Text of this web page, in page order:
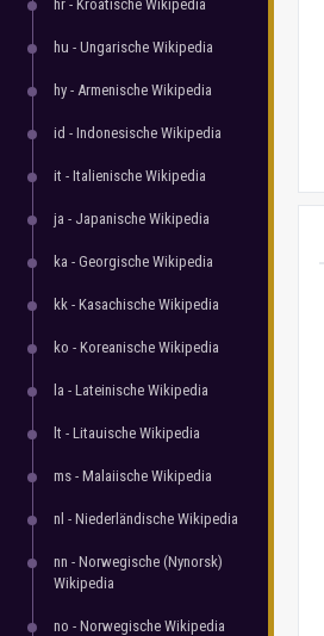
hr - Kroatische Wikipedia
hu - Ungarische Wikipedia
hy - Armenische Wikipedia
id - Indonesische Wikipedia
it - Italienische Wikipedia
ja - Japanische Wikipedia
ka - Georgische Wikipedia
kk - Kasachische Wikipedia
ko - Koreanische Wikipedia
la - Lateinische Wikipedia
lt - Litauische Wikipedia
ms - Malaiische Wikipedia
nl - Niederländische Wikipedia
nn - Norwegische (Nynorsk)
Wikipedia
no - Norwegische Wikipedia